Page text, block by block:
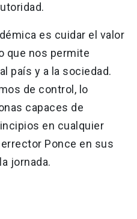
es cuidar el valor
que nos permite
país y a la sociedad.
de control, lo
capaces de
en cualquier
Ponce en sus
jornada.